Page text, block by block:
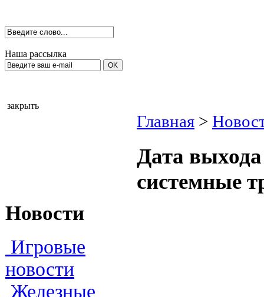
Наша рассылка
закрыть
Новости
Игровые
новости
Железные
Главная >
Дата
системные